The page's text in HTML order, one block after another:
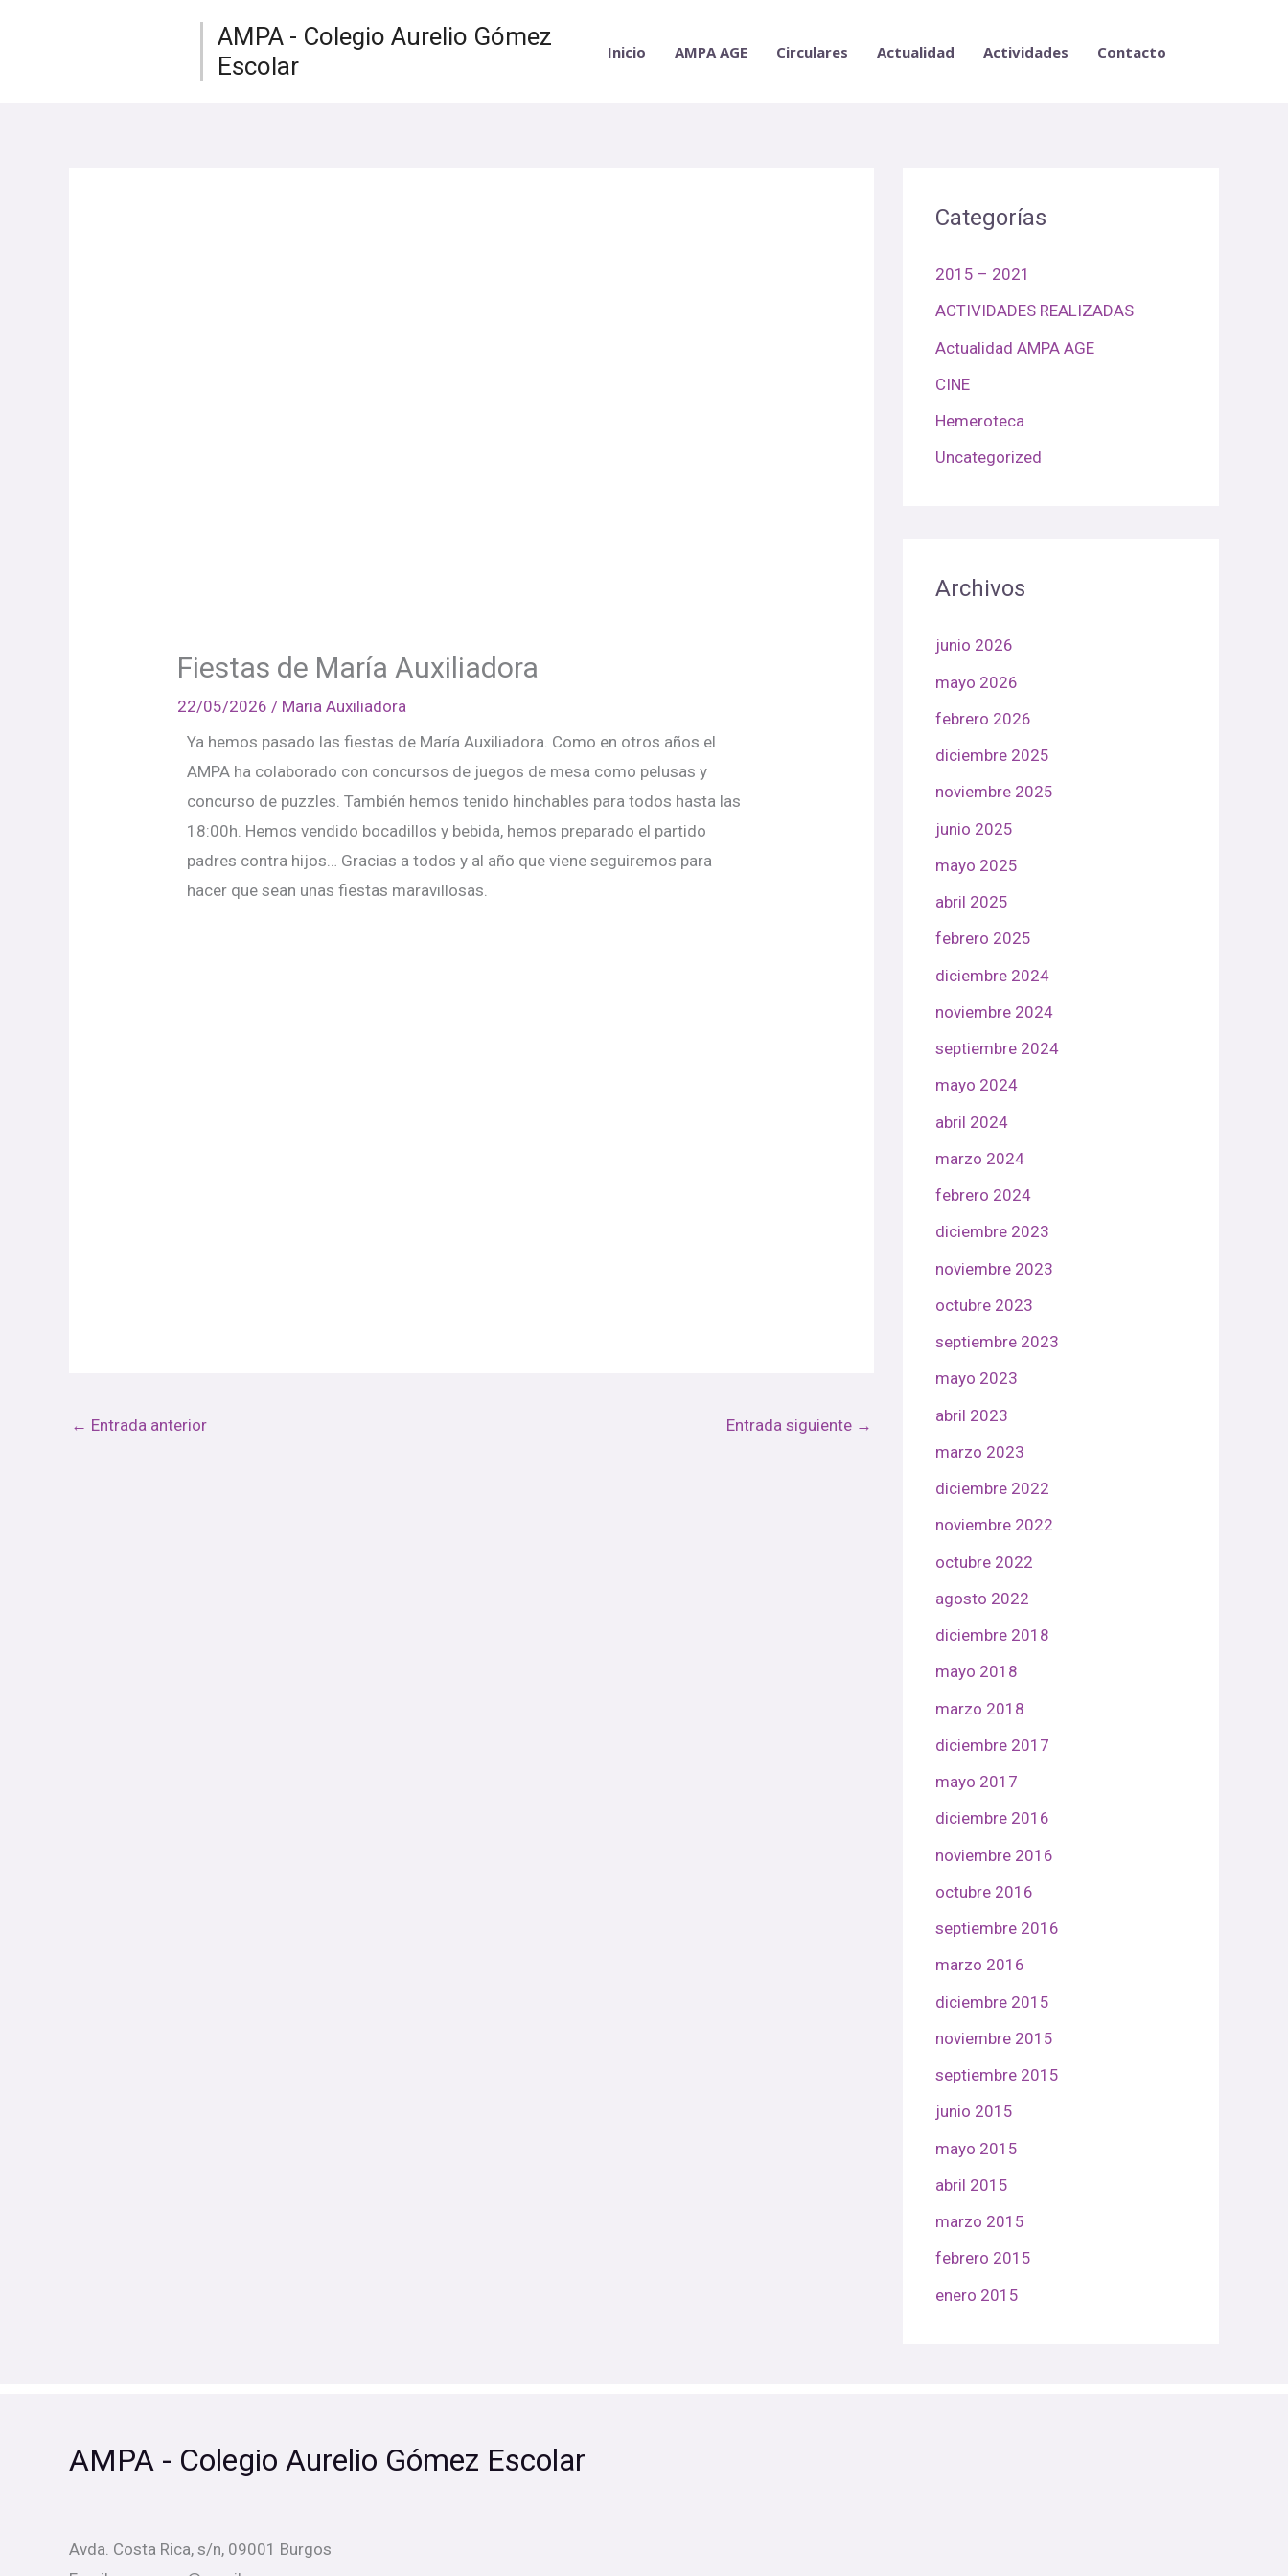
AMPA - Colegio Aurelio Gómez
Escolar
Inicio AMPA AGE Circulares Actualidad Actividades Contacto
Fiestas de María Auxiliadora
22/05/2026/ Maria Auxiliadora
Ya hemos pasado las fiestas de María Auxiliadora. Como en otros años el
AMPA ha colaborado con concursos de juegos de mesa como pelusas y
concurso de puzzles. También hemos tenido hinchables para todos hasta las
18:00h. Hemos vendido bocadillos y bebida, hemos preparado el partido
padres contra hijos… Gracias a todos y al año que viene seguiremos para
hacer que sean unas fiestas maravillosas.
← Entrada anterior Entrada siguiente →
Categorías
2015 – 2021
ACTIVIDADES REALIZADAS
Actualidad AMPA AGE
CINE
Hemeroteca
Uncategorized
Archivos
junio 2026
mayo 2026
febrero 2026
diciembre 2025
noviembre 2025
junio 2025
mayo 2025
abril 2025
febrero 2025
diciembre 2024
noviembre 2024
septiembre 2024
mayo 2024
abril 2024
marzo 2024
febrero 2024
diciembre 2023
noviembre 2023
octubre 2023
septiembre 2023
mayo 2023
abril 2023
marzo 2023
diciembre 2022
noviembre 2022
octubre 2022
agosto 2022
diciembre 2018
mayo 2018
marzo 2018
diciembre 2017
mayo 2017
diciembre 2016
noviembre 2016
octubre 2016
septiembre 2016
marzo 2016
diciembre 2015
noviembre 2015
septiembre 2015
junio 2015
mayo 2015
abril 2015
marzo 2015
febrero 2015
enero 2015
AMPA - Colegio Aurelio Gómez Escolar
Avda. Costa Rica, s/n, 09001 Burgos